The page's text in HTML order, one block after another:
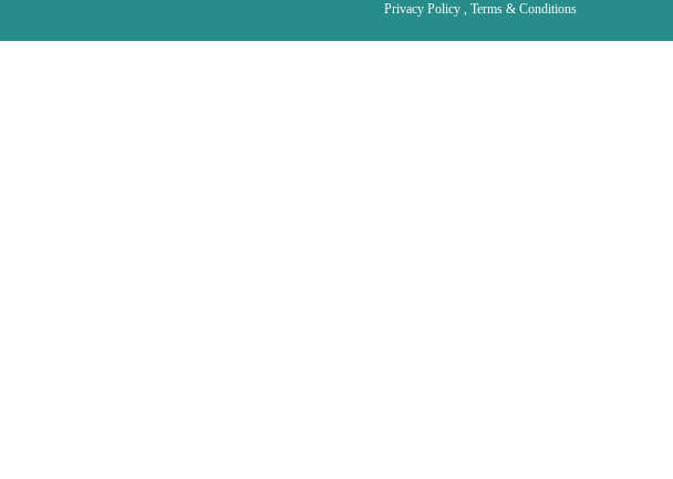
Privacy Policy , Terms & Conditions